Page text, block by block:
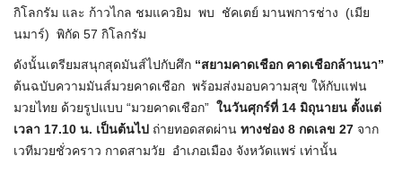
กิโลกรัม และ ก้าวไกล ชมแควยิม พบ ชัคเตย์ มานพการช่าง (เมีย
นมาร์) พิกัด 57 กิโลกรัม
ดังนั้นเตรียมสนุกสุดมันส์ไปกับศึก “สยามคาดเชือก คาดเชือกล้านนา”
ต้นฉบับความมันส์มวยคาดเชือก พร้อมส่งมอบความสุข ให้กับแฟน
มวยไทย ด้วยรูปแบบ “มวยคาดเชือก” ในวันศุกร์ที่ 14 มิถุนายน ตั้งแต่
เวลา 17.10 น. เป็นต้นไป ถ่ายทอดสดผ่าน ทางช่อง 8 กดเลข 27 จาก
เวทีมวยชั่วคราว กาดสามวัย อำเภอเมือง จังหวัดแพร่ เท่านั้น